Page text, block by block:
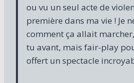
ou vu un seul acte de
première dans ma vie ! Je
comment ça allait
tu avant, mais fair-play
offert un spectacle